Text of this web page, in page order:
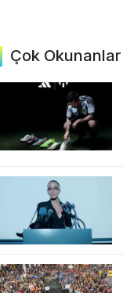
Çok Okunanlar